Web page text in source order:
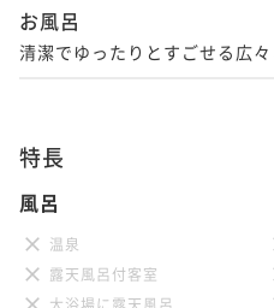
お風呂
清潔でゆったりとすごせる広
特長
風呂
温泉
露天風呂付客室
大浴場に露天風呂